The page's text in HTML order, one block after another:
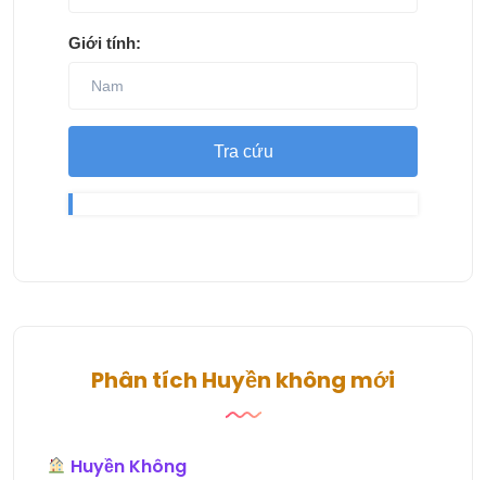
Giới tính:
Tra cứu
Phân tích Huyền không mới
Huyền Không